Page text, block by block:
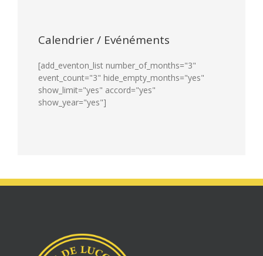
Calendrier / Evénéments
[add_eventon_list number_of_months="3"
event_count="3" hide_empty_months="yes"
show_limit="yes" accord="yes"
show_year="yes"]